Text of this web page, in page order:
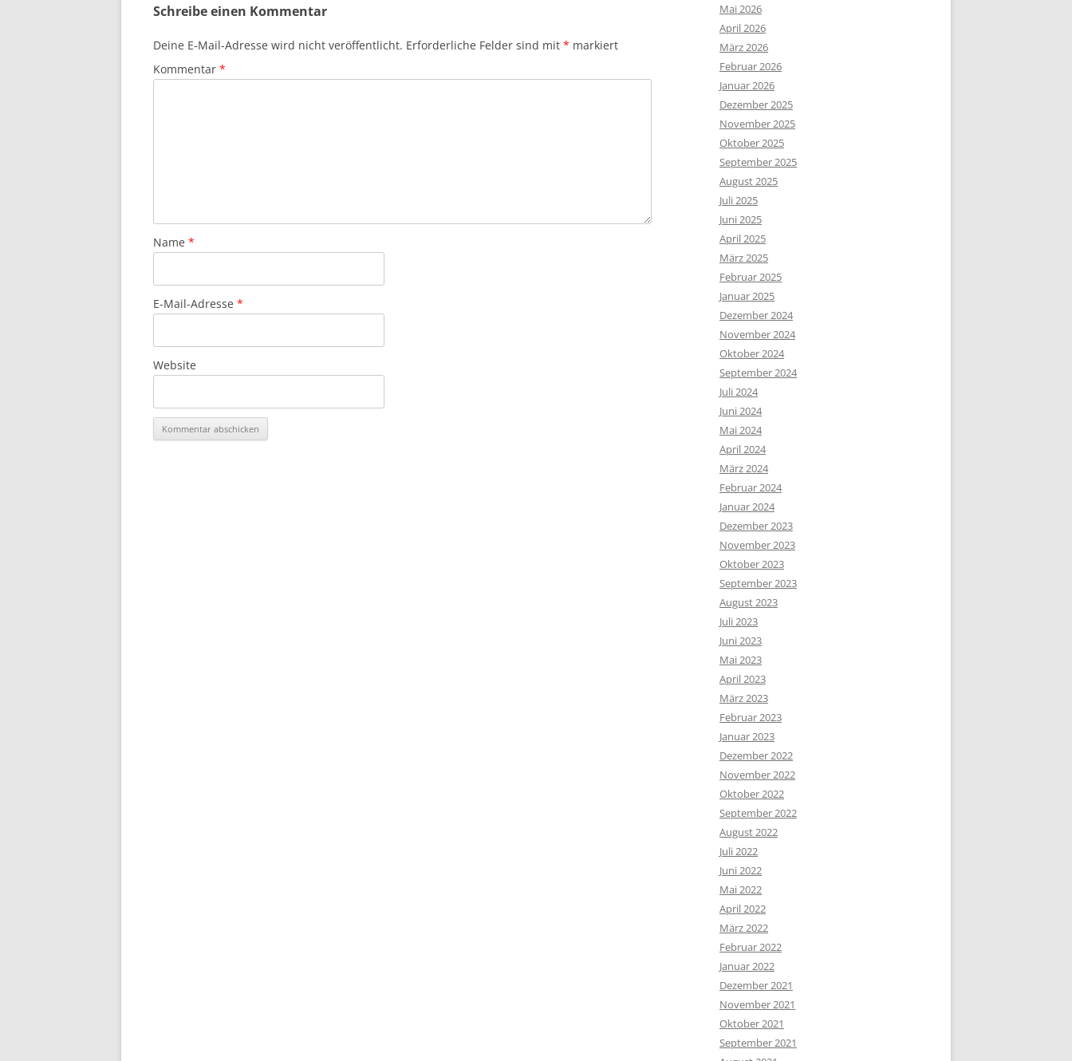
Schreibe einen Kommentar
Deine E-Mail-Adresse wird nicht veröffentlicht. Erforderliche Felder sind mit * markiert
Kommentar *
Name *
E-Mail-Adresse *
Website
Mai 2026
April 2026
März 2026
Februar 2026
Januar 2026
Dezember 2025
November 2025
Oktober 2025
September 2025
August 2025
Juli 2025
Juni 2025
April 2025
März 2025
Februar 2025
Januar 2025
Dezember 2024
November 2024
Oktober 2024
September 2024
Juli 2024
Juni 2024
Mai 2024
April 2024
März 2024
Februar 2024
Januar 2024
Dezember 2023
November 2023
Oktober 2023
September 2023
August 2023
Juli 2023
Juni 2023
Mai 2023
April 2023
März 2023
Februar 2023
Januar 2023
Dezember 2022
November 2022
Oktober 2022
September 2022
August 2022
Juli 2022
Juni 2022
Mai 2022
April 2022
März 2022
Februar 2022
Januar 2022
Dezember 2021
November 2021
Oktober 2021
September 2021